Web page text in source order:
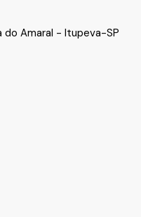
do Amaral - Itupeva-SP